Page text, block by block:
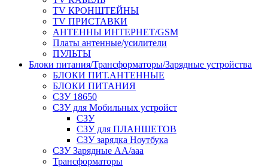
TV КРОНШТЕЙНЫ
TV ПРИСТАВКИ
АНТЕННЫ ИНТЕРНЕТ/GSM
Платы антенные/усилители
ПУЛЬТЫ
Блоки питания/Трансформаторы/Зарядные устройства
БЛОКИ ПИТ.АНТЕННЫЕ
БЛОКИ ПИТАНИЯ
СЗУ 18650
СЗУ для Мобильных устройст
СЗУ
СЗУ для ПЛАНШЕТОВ
СЗУ зарядка Ноутбука
СЗУ Зарядные АА/ааа
Трансформаторы